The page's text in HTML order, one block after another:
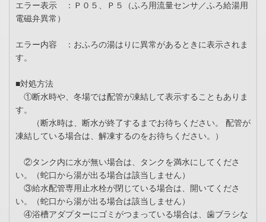
エラー表示 ：Ｐ０５、Ｐ５（ふろ用流量センサ／ふろ給湯用
電磁弁異常）
エラー内容 ：おふろの湯はりに異常があるときに表示されま
す。
■対処方法
①断水時や、冬場では配管が凍結して表示することもありま
す。
（断水時は、断水が終了するまでお待ちください。 配管が
凍結している場合は、解凍するのをお待ちください。）
②タンク内に水が無い場合は、タンクを満水にしてくださ
い。（蛇口から湯が出る場合は該当しません）
③給水配管専用止水栓が閉じている場合は、開いてくださ
い。（蛇口から湯が出る場合は該当しません）
④浴槽アダプターにゴミがつまっている場合は、歯ブラシな